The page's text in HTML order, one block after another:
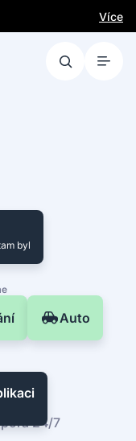
Více
24/7
byl
Auto